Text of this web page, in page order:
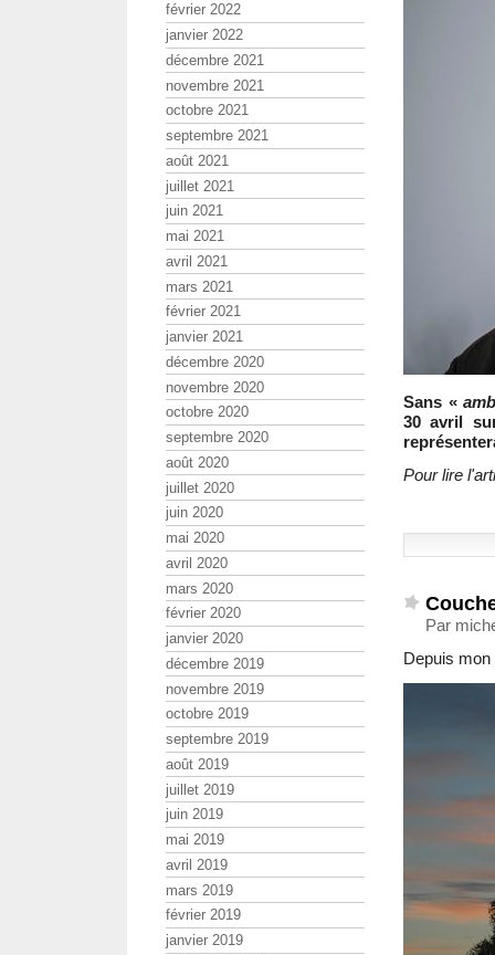
Sans «
30 avril
Pour lire
Par
Depuis
février 2022
janvier 2022
décembre 2021
novembre 2021
octobre 2021
septembre 2021
août 2021
juillet 2021
juin 2021
mai 2021
avril 2021
mars 2021
février 2021
janvier 2021
décembre 2020
novembre 2020
octobre 2020
septembre 2020
août 2020
juillet 2020
juin 2020
mai 2020
avril 2020
mars 2020
février 2020
janvier 2020
décembre 2019
novembre 2019
octobre 2019
septembre 2019
août 2019
juillet 2019
juin 2019
mai 2019
avril 2019
mars 2019
février 2019
janvier 2019